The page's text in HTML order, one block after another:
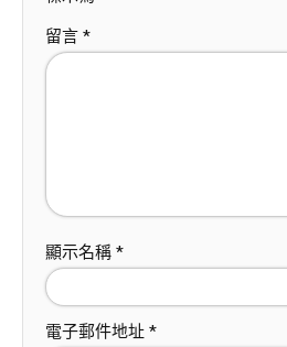
留言 *
顯示名稱 *
電子郵件地址 *